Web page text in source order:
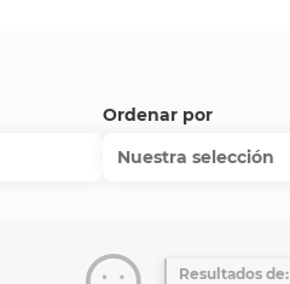
Ordenar por
Nuestra selección
Resultados de: